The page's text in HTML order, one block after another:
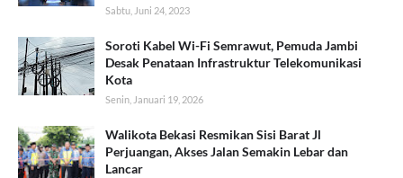
Sabtu, Juni 24, 2023
Soroti Kabel Wi-Fi Semrawut, Pemuda Jambi
Desak Penataan Infrastruktur Telekomunikasi
Kota
Senin, Januari 19, 2026
Walikota Bekasi Resmikan Sisi Barat Jl
Perjuangan, Akses Jalan Semakin Lebar dan
Lancar